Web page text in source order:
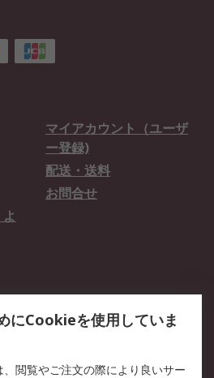
マイアカウント（ユーザ
ー登録)
配送・送料
お問合せ
にCookieを使用していま
閲覧やご注文の際により良いサー